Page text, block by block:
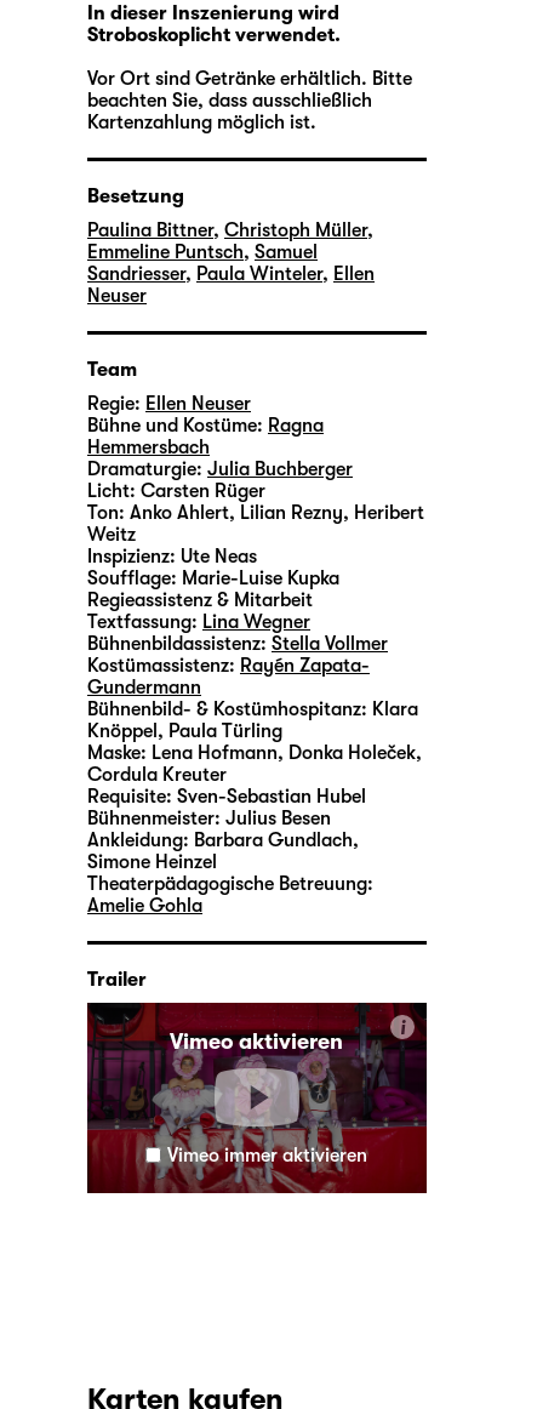
In dieser Inszenierung wird
Stroboskoplicht verwendet.
Vor Ort sind Getränke erhältlich. Bitte
beachten Sie, dass ausschließlich
Kartenzahlung möglich ist.
Besetzung
Paulina Bittner, Christoph Müller,
Emmeline Puntsch, Samuel
Sandriesser, Paula Winteler, Ellen
Neuser
Team
Regie: Ellen Neuser
Bühne und Kostüme: Ragna
Hemmersbach
Dramaturgie: Julia Buchberger
Licht: Carsten Rüger
Ton: Anko Ahlert, Lilian Rezny, Heribert
Weitz
Inspizienz: Ute Neas
Soufflage: Marie-Luise Kupka
Regieassistenz & Mitarbeit
Textfassung: Lina Wegner
Bühnenbildassistenz: Stella Vollmer
Kostümassistenz: Rayén Zapata-
Gundermann
Bühnenbild- & Kostümhospitanz: Klara
Knöppel, Paula Türling
Maske: Lena Hofmann, Donka Holeček,
Cordula Kreuter
Requisite: Sven-Sebastian Hubel
Bühnenmeister: Julius Besen
Ankleidung: Barbara Gundlach,
Simone Heinzel
Theaterpädagogische Betreuung:
Amelie Gohla
Trailer
Vimeo aktivieren
i
Vimeo immer aktivieren
Karten kaufen